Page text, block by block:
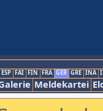
ESP FAI FIN FRA GER GRE INA
Meldekartei